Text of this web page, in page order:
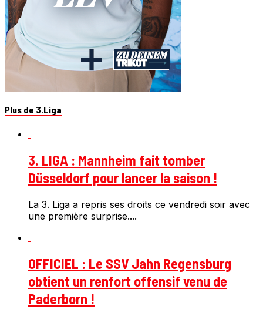
Plus de 3.Liga
3. LIGA : Mannheim fait tomber
Düsseldorf pour lancer la saison !
La 3. Liga a repris ses droits ce vendredi soir avec
une première surprise....
OFFICIEL : Le SSV Jahn Regensburg
obtient un renfort offensif venu de
Paderborn !